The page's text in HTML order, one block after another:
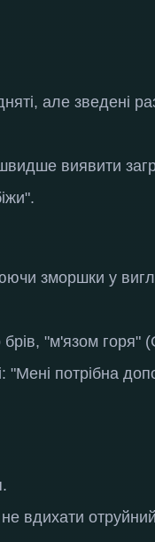
але зведені
виявити
.
зморшки у
"м'язом горя"
потрібна
.
вдихати